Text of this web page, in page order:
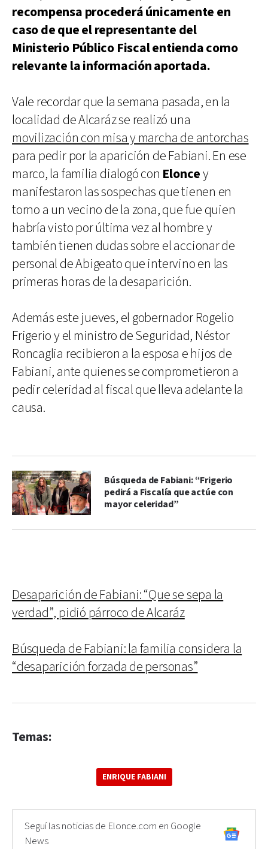
recompensa procederá únicamente en
caso de que el representante del
Ministerio Público Fiscal entienda como
relevante la información aportada.
Vale recordar que la semana pasada, en la
localidad de Alcaráz se realizó una
movilización con misa y marcha de antorchas
para pedir por la aparición de Fabiani. En ese
marco, la familia dialogó con Eloncey
manifestaron las sospechas que tienen en
torno a un vecino de la zona, que fue quien
habría visto por última vez al hombre y
también tienen dudas sobre el accionar de
personal de Abigeato que intervino en las
primeras horas de la desaparición.
Además este jueves, el gobernador Rogelio
Frigerio y el ministro de Seguridad, Néstor
Roncaglia recibieron a la esposa e hijos de
Fabiani, ante quienes se comprometieron a
pedir celeridad al fiscal que lleva adelante la
causa.
Búsqueda de Fabiani: “Frigerio
pedirá a Fiscalía que actúe con
mayor celeridad”
Desaparición de Fabiani: “Que se sepa la
verdad”, pidió párroco de Alcaráz
Búsqueda de Fabiani: la familia considera la
“desaparición forzada de personas”
Temas:
ENRIQUE FABIANI
Seguí las noticias de Elonce.com en Google
News